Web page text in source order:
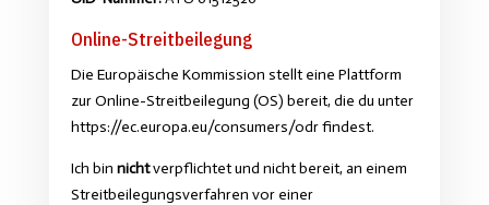
Online-Streitbeilegung
Die Europäische Kommission stellt eine Plattform
zur Online-Streitbeilegung (OS) bereit, die du unter
https://ec.europa.eu/consumers/odrfindest.
Ich bin nichtverpflichtet und nicht bereit, an einem
Streitbeilegungsverfahren vor einer